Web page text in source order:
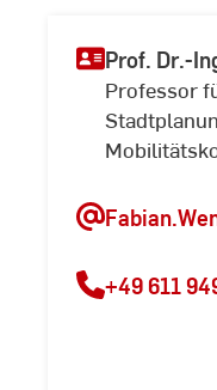
Prof. Dr.-
Professor
+49 611
Zur Übersicht